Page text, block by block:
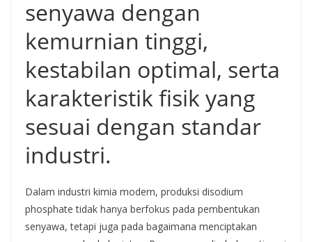
senyawa dengan
kemurnian tinggi,
kestabilan optimal, serta
karakteristik fisik yang
sesuai dengan standar
industri.
Dalam industri kimia modern, produksi disodium
phosphate tidak hanya berfokus pada pembentukan
senyawa, tetapi juga pada bagaimana menciptakan